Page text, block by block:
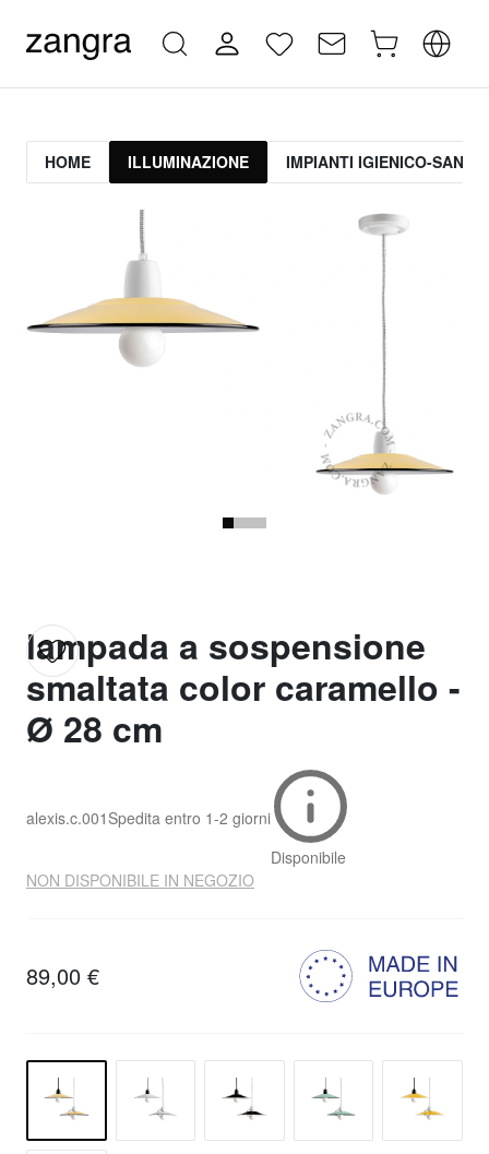
HOME ILLUMINAZIONE IMPIANTI IGIENICO-
lampada a sospensione
smaltata color caramello -
Ø 28 cm
alexis.c.001 Spedita entro 1-2 giorni
Disponibile
NON DISPONIBILE IN NEGOZIO
89,00 €